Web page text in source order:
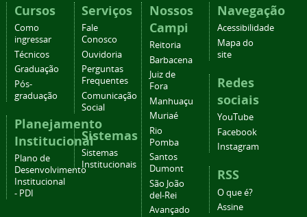
Cursos
Como
ingressar
Técnicos
Graduação
Pós-
graduação
Planejamento
Institucional
Plano de
Desenvolvimento
Institucional
- PDI
Serviços
Fale
Conosco
Ouvidoria
Perguntas
Frequentes
Comunicação
Social
Sistemas
Sistemas
Institucionais
Nossos
Campi
Reitoria
Barbacena
Juiz de
Fora
Manhuaçu
Muriaé
Rio
Pomba
Santos
Dumont
São João
del-Rei
Avançado
Navegação
Acessibilidade
Mapa do
site
Redes
sociais
YouTube
Facebook
Instagram
RSS
O que é?
Assine